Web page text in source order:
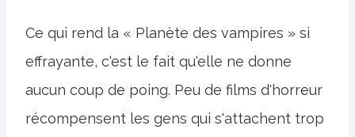
Ce qui rend la « Planète des vampires » si
effrayante, c'est le fait qu'elle ne donne
aucun coup de poing. Peu de films d'horreur
récompensent les gens qui s'attachent trop